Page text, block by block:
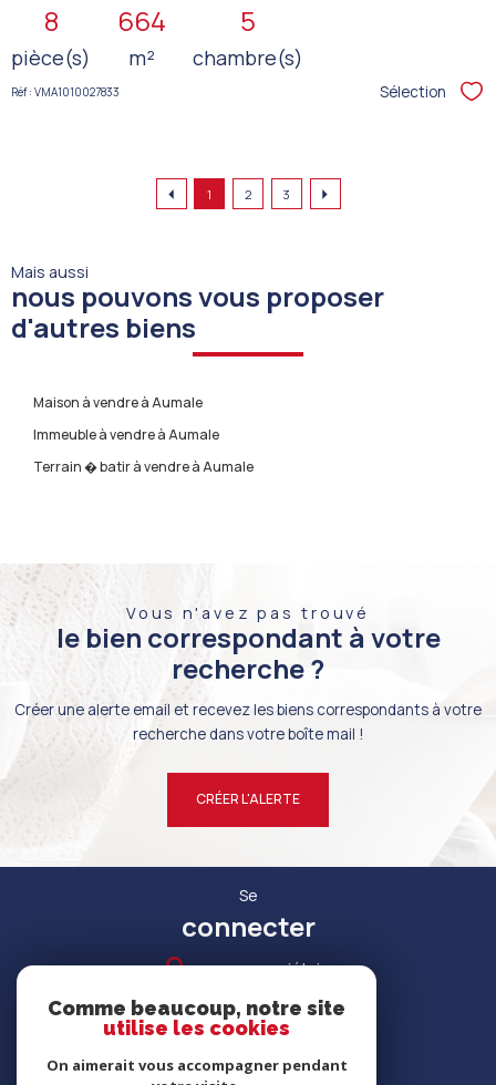
8
pièce(s)
664
m²
5
chambre(s)
Réf : VMA1010027833 Sélection
1 2 3
Mais aussi
nous pouvons vous proposer
d'autres biens
Maison à vendre à Aumale
Immeuble à vendre à Aumale
Terrain � batir à vendre à Aumale
Vous n'avez pas trouvé
le bien correspondant à votre
recherche ?
Créer une alerte email et recevez les biens correspondants à votre
recherche dans votre boîte mail !
CRÉER L'ALERTE
Se
connecter
espace propriétaire
Comme beaucoup, notre site
utilise les cookies
On aimerait vous accompagner pendant